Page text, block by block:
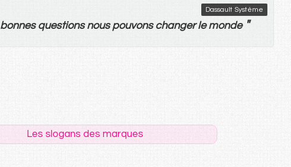
Dassault Système
bonnes questions nous pouvons changer le monde "
Les slogans des marques